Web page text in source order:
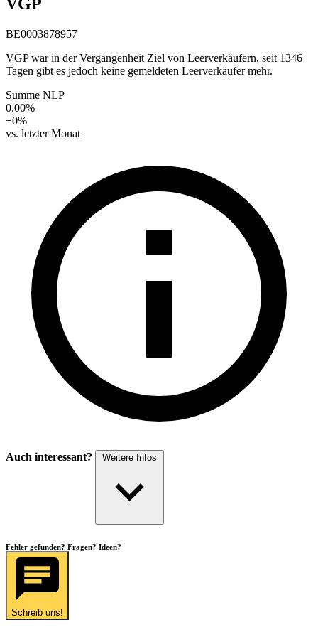
BE0003878957
VGP war in der Vergangenheit Ziel von Leerverkäufern, seit 1346
Tagen gibt es jedoch keine gemeldeten Leerverkäufer mehr.
Summe NLP
0.00%
±0%
vs. letzter Monat
Auch interessant?
Fehler gefunden? Fragen? Ideen?
Schreib uns!